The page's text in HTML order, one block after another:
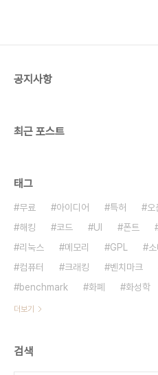
공지사항
최근 포스트
태그
무료 아이디어 특허 오
해킹
코드 UI 폰트
리눅스
메모리 GPL
컴퓨터
크래킹 벤치마크
benchmark
화폐 화성학
더보기
검색